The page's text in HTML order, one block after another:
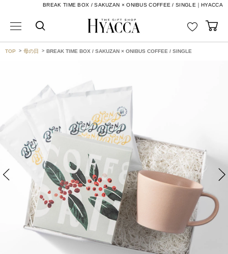
BREAK TIME BOX / SAKUZAN × ONIBUS COFFEE / SINGLE｜HYACCA
TOP 母の日 BREAK TIME BOX / SAKUZAN × ONIBUS COFFEE / SINGLE